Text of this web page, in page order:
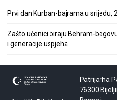
Prvi dan Kurban-bajrama u srijedu,
Zašto učenici biraju Behram-
i generacije uspjeha
Patrijarha
76300